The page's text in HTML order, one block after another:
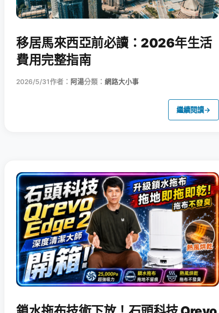
移居馬來西亞前必讀：2026年生活
費用完整指南
2026/5/31作者： 阿湯分類： 網路大小事
繼續閱讀→